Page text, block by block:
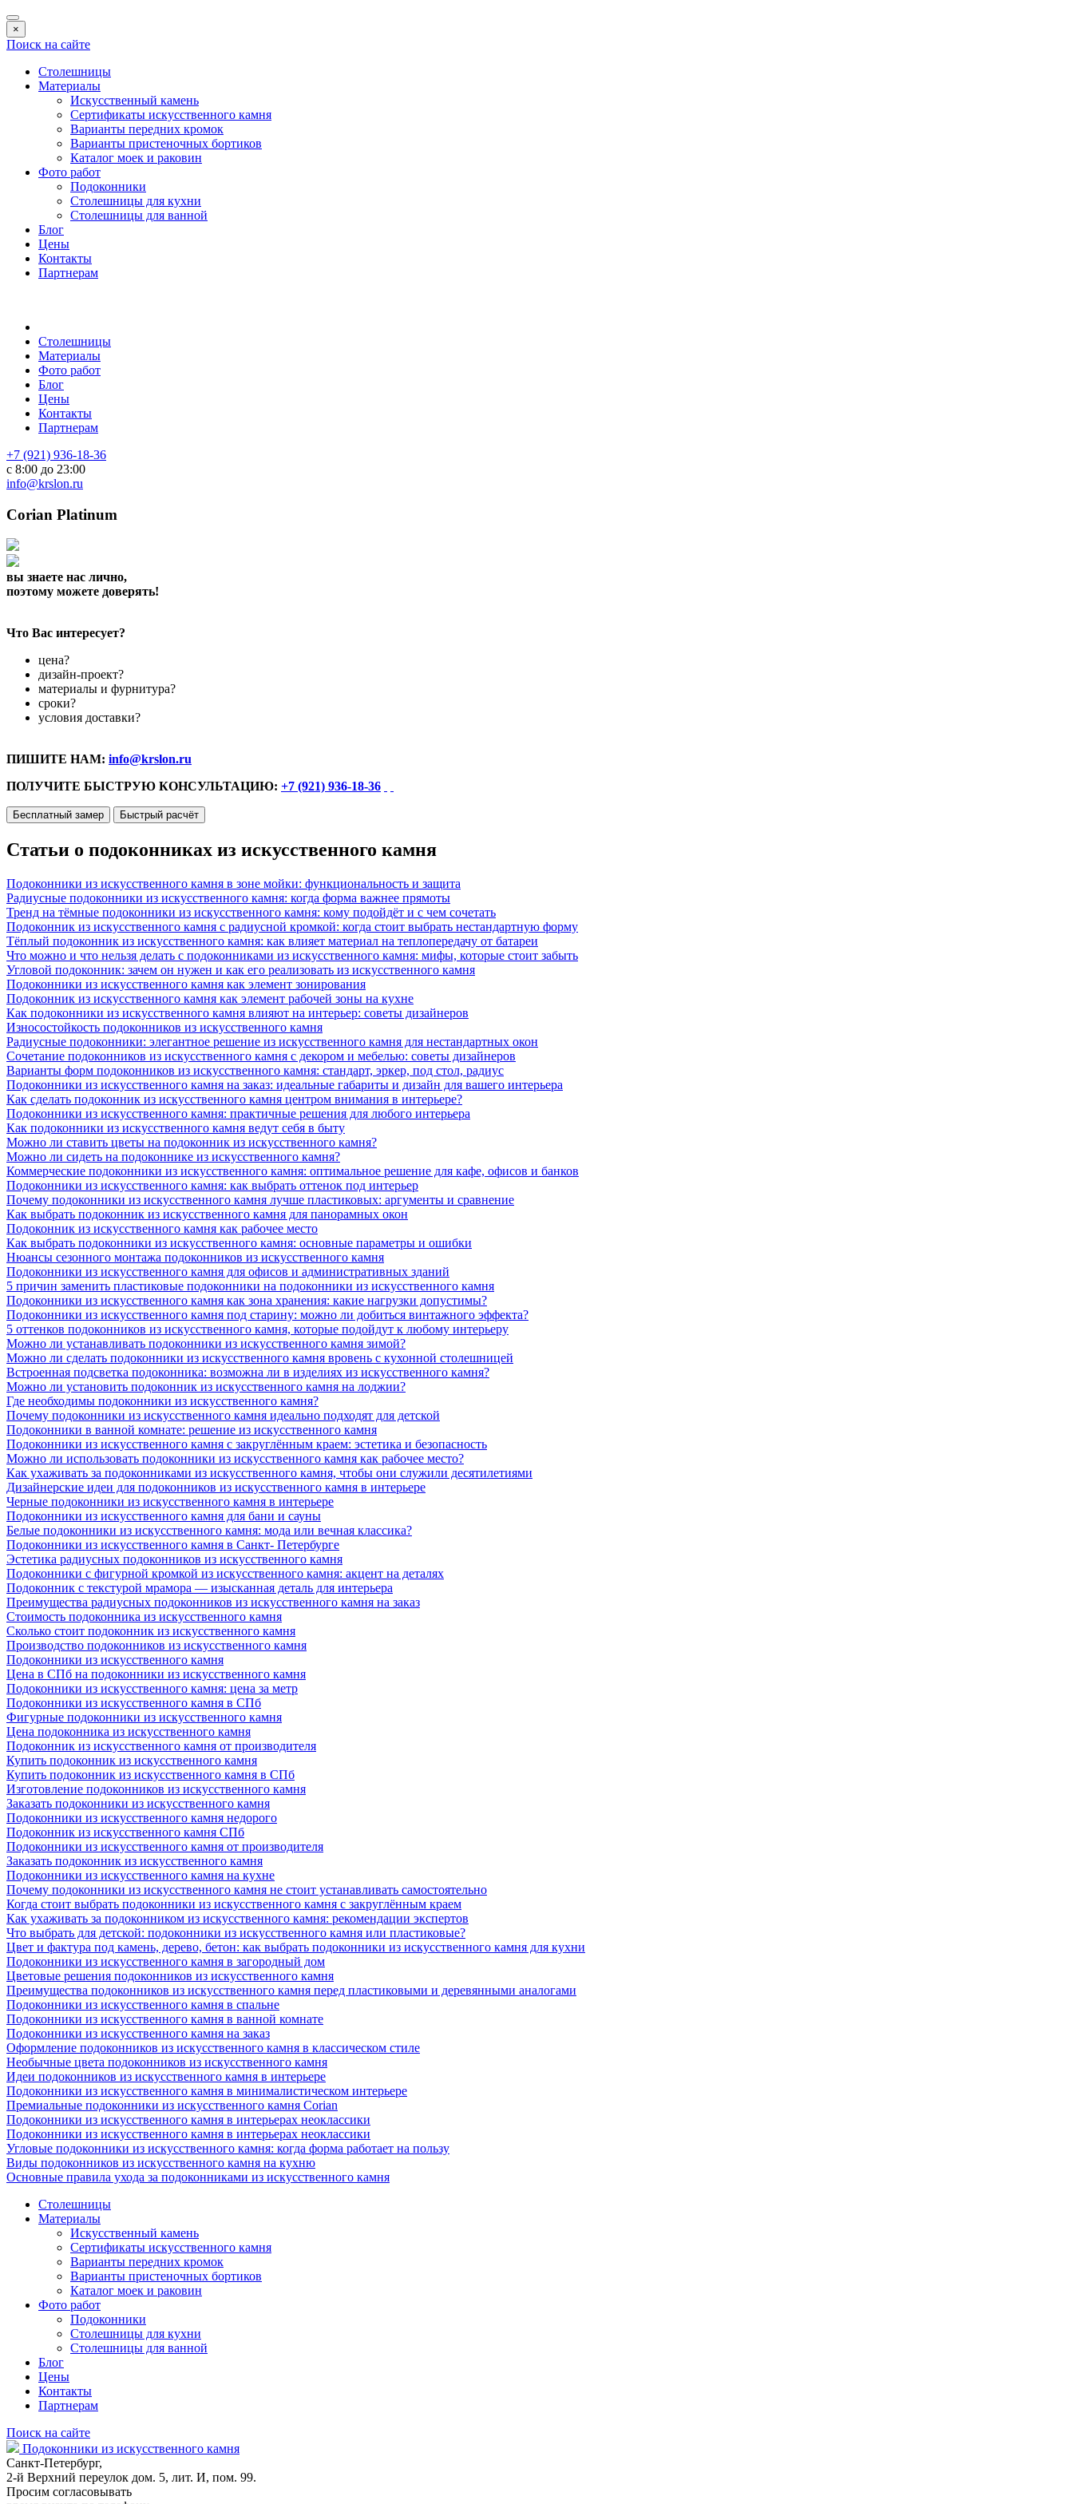
×
Поиск на сайте
Столешницы
Материалы
Искусственный камень
Сертификаты искусственного камня
Варианты передних кромок
Варианты пристеночных бортиков
Каталог моек и раковин
Фото работ
Подоконники
Столешницы для кухни
Столешницы для ванной
Блог
Цены
Контакты
Партнерам
Столешницы
Материалы
Фото работ
Блог
Цены
Контакты
Партнерам
+7 (921) 936-18-36
с 8:00 до 23:00
info@krslon.ru
Corian Platinum
вы знаете нас лично,
поэтому можете доверять!
Что Вас интересует?
цена?
дизайн-проект?
материалы и фурнитура?
сроки?
условия доставки?
ПИШИТЕ НАМ: info@krslon.ru
ПОЛУЧИТЕ БЫСТРУЮ КОНСУЛЬТАЦИЮ: +7 (921) 936-18-36
Бесплатный замер Быстрый расчёт
Статьи о подоконниках из искусственного камня
Подоконники из искусственного камня в зоне мойки: функциональность и защита
Радиусные подоконники из искусственного камня: когда форма важнее прямоты
Тренд на тёмные подоконники из искусственного камня: кому подойдёт и с чем сочетать
Подоконник из искусственного камня с радиусной кромкой: когда стоит выбрать нестандартную форму
Тёплый подоконник из искусственного камня: как влияет материал на теплопередачу от батареи
Что можно и что нельзя делать с подоконниками из искусственного камня: мифы, которые стоит забыть
Угловой подоконник: зачем он нужен и как его реализовать из искусственного камня
Подоконники из искусственного камня как элемент зонирования
Подоконник из искусственного камня как элемент рабочей зоны на кухне
Как подоконники из искусственного камня влияют на интерьер: советы дизайнеров
Износостойкость подоконников из искусственного камня
Радиусные подоконники: элегантное решение из искусственного камня для нестандартных окон
Сочетание подоконников из искусственного камня с декором и мебелью: советы дизайнеров
Варианты форм подоконников из искусственного камня: стандарт, эркер, под стол, радиус
Подоконники из искусственного камня на заказ: идеальные габариты и дизайн для вашего интерьера
Как сделать подоконник из искусственного камня центром внимания в интерьере?
Подоконники из искусственного камня: практичные решения для любого интерьера
Как подоконники из искусственного камня ведут себя в быту
Можно ли ставить цветы на подоконник из искусственного камня?
Можно ли сидеть на подоконнике из искусственного камня?
Коммерческие подоконники из искусственного камня: оптимальное решение для кафе, офисов и банков
Подоконники из искусственного камня: как выбрать оттенок под интерьер
Почему подоконники из искусственного камня лучше пластиковых: аргументы и сравнение
Как выбрать подоконник из искусственного камня для панорамных окон
Подоконник из искусственного камня как рабочее место
Как выбрать подоконники из искусственного камня: основные параметры и ошибки
Нюансы сезонного монтажа подоконников из искусственного камня
Подоконники из искусственного камня для офисов и административных зданий
5 причин заменить пластиковые подоконники на подоконники из искусственного камня
Подоконники из искусственного камня как зона хранения: какие нагрузки допустимы?
Подоконники из искусственного камня под старину: можно ли добиться винтажного эффекта?
5 оттенков подоконников из искусственного камня, которые подойдут к любому интерьеру
Можно ли устанавливать подоконники из искусственного камня зимой?
Можно ли сделать подоконники из искусственного камня вровень с кухонной столешницей
Встроенная подсветка подоконника: возможна ли в изделиях из искусственного камня?
Можно ли установить подоконник из искусственного камня на лоджии?
Где необходимы подоконники из искусственного камня?
Почему подоконники из искусственного камня идеально подходят для детской
Подоконники в ванной комнате: решение из искусственного камня
Подоконники из искусственного камня с закруглённым краем: эстетика и безопасность
Можно ли использовать подоконники из искусственного камня как рабочее место?
Как ухаживать за подоконниками из искусственного камня, чтобы они служили десятилетиями
Дизайнерские идеи для подоконников из искусственного камня в интерьере
Черные подоконники из искусственного камня в интерьере
Подоконники из искусственного камня для бани и сауны
Белые подоконники из искусственного камня: мода или вечная классика?
Подоконники из искусственного камня в Санкт- Петербурге
Эстетика радиусных подоконников из искусственного камня
Подоконники с фигурной кромкой из искусственного камня: акцент на деталях
Подоконник с текстурой мрамора — изысканная деталь для интерьера
Преимущества радиусных подоконников из искусственного камня на заказ
Стоимость подоконника из искусственного камня
Сколько стоит подоконник из искусственного камня
Производство подоконников из искусственного камня
Подоконники из искусственного камня
Цена в СПб на подоконники из искусственного камня
Подоконники из искусственного камня: цена за метр
Подоконники из искусственного камня в СПб
Фигурные подоконники из искусственного камня
Цена подоконника из искусственного камня
Подоконник из искусственного камня от производителя
Купить подоконник из искусственного камня
Купить подоконник из искусственного камня в СПб
Изготовление подоконников из искусственного камня
Заказать подоконники из искусственного камня
Подоконники из искусственного камня недорого
Подоконник из искусственного камня СПб
Подоконники из искусственного камня от производителя
Заказать подоконник из искусственного камня
Подоконники из искусственного камня на кухне
Почему подоконники из искусственного камня не стоит устанавливать самостоятельно
Когда стоит выбрать подоконники из искусственного камня с закруглённым краем
Как ухаживать за подоконником из искусственного камня: рекомендации экспертов
Что выбрать для детской: подоконники из искусственного камня или пластиковые?
Цвет и фактура под камень, дерево, бетон: как выбрать подоконники из искусственного камня для кухни
Подоконники из искусственного камня в загородный дом
Цветовые решения подоконников из искусственного камня
Преимущества подоконников из искусственного камня перед пластиковыми и деревянными аналогами
Подоконники из искусственного камня в спальне
Подоконники из искусственного камня в ванной комнате
Подоконники из искусственного камня на заказ
Оформление подоконников из искусственного камня в классическом стиле
Необычные цвета подоконников из искусственного камня
Идеи подоконников из искусственного камня в интерьере
Подоконники из искусственного камня в минималистическом интерьере
Премиальные подоконники из искусственного камня Corian
Подоконники из искусственного камня в интерьерах неоклассики
Подоконники из искусственного камня в интерьерах неоклассики
Угловые подоконники из искусственного камня: когда форма работает на пользу
Виды подоконников из искусственного камня на кухню
Основные правила ухода за подоконниками из искусственного камня
Столешницы
Материалы
Искусственный камень
Сертификаты искусственного камня
Варианты передних кромок
Варианты пристеночных бортиков
Каталог моек и раковин
Фото работ
Подоконники
Столешницы для кухни
Столешницы для ванной
Блог
Цены
Контакты
Партнерам
Поиск на сайте
Подоконники из искусственного камня
Санкт-Петербург,
2-й Верхний переулок дом. 5, лит. И, пом. 99.
Просим согласовывать